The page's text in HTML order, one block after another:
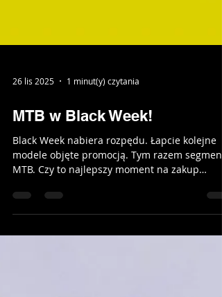
26 lis 2025 1 minut(y) czytania
MTB w Black Week!
Black Week nabiera rozpędu. Łapcie kolejne
modele objęte promocją. Tym razem segment
wymarzonego górala? Zdecydowanie!
Wpadajcie do salonu i poszukajmy idealnej